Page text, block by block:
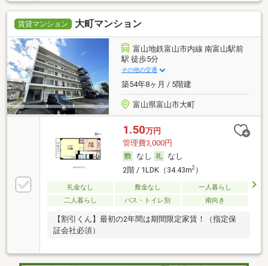
賃貸マンション 大町マンション
富山地鉄富山市内線 南富山駅前
駅 徒歩5分
その他の交通
築54年8ヶ月 / 5階建
富山県富山市大町
1.50万円
管理費3,000円
なし
なし
2階 / 1LDK（34.43m2）
礼金なし 敷金なし
一人暮らし
二人暮らし
バス・トイレ別 南向き
【割引くん】最初の2年間は期間限定家賃！（指定保
証会社必須）